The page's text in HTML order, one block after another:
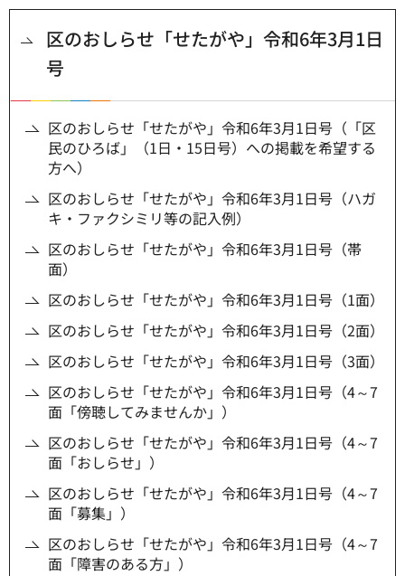
区のおしらせ「せたがや」令和6年3月1日
号
区のおしらせ「せたがや」令和6年3月1日号（「区
民のひろば」（1日・15日号）への掲載を希望する
方へ）
区のおしらせ「せたがや」令和6年3月1日号（ハガ
キ・ファクシミリ等の記入例）
区のおしらせ「せたがや」令和6年3月1日号（帯
面）
区のおしらせ「せたがや」令和6年3月1日号（1面）
区のおしらせ「せたがや」令和6年3月1日号（2面）
区のおしらせ「せたがや」令和6年3月1日号（3面）
区のおしらせ「せたがや」令和6年3月1日号（4～7
面「傍聴してみませんか」）
区のおしらせ「せたがや」令和6年3月1日号（4～7
面「おしらせ」）
区のおしらせ「せたがや」令和6年3月1日号（4～7
面「募集」）
区のおしらせ「せたがや」令和6年3月1日号（4～7
面「障害のある方」）